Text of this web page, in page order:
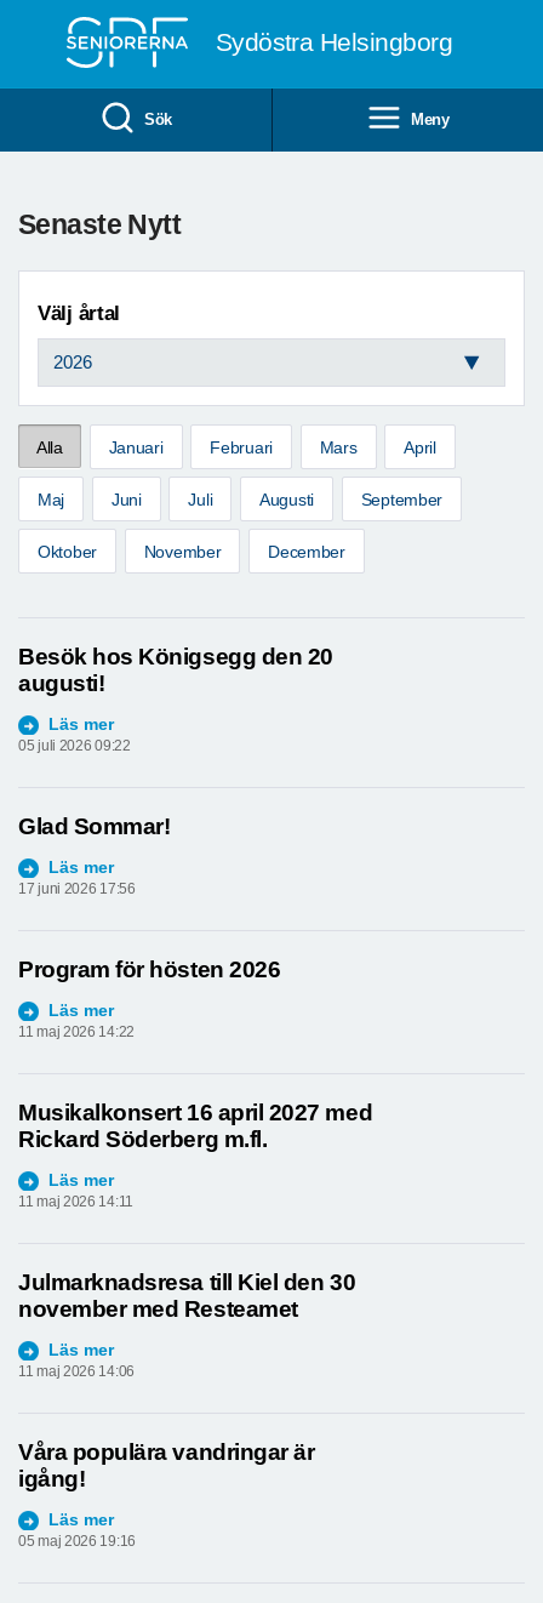
Sydöstra Helsingborg
Sök Meny
Senaste Nytt
Välj årtal
Alla Januari Februari Mars April
Maj Juni Juli Augusti September
Oktober November December
Besök hos Königsegg den 20
augusti!
Läs mer
05 juli 2026 09:22
Glad Sommar!
Läs mer
17 juni 2026 17:56
Program för hösten 2026
Läs mer
11 maj 2026 14:22
Musikalkonsert 16 april 2027 med
Rickard Söderberg m.fl.
Läs mer
11 maj 2026 14:11
Julmarknadsresa till Kiel den 30
november med Resteamet
Läs mer
11 maj 2026 14:06
Våra populära vandringar är
igång!
Läs mer
05 maj 2026 19:16